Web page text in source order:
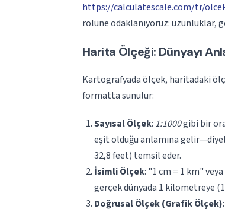
https://calculatescale.com/tr/
rolüne odaklanıyoruz: uzunluklar,
Harita Ölçeği: Dünyayı
Kartografyada ölçek, haritadaki
formatta sunulur:
Sayısal Ölçek: 1:1000gibi bir
eşit olduğu anlamına
32,8 feet) temsil eder.
İsimli Ölçek: "1 cm = 1 km"
gerçek dünyada 1 kilometreye
Doğrusal Ölçek (Grafik Ölçek)